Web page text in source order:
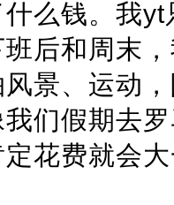
么钱。我
后和周末
景、运动
们假期去
花费就会